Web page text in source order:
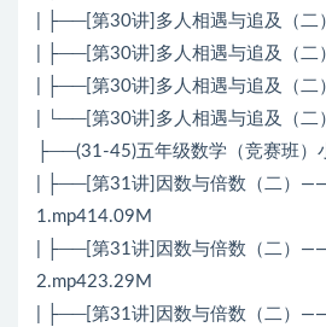
| ├──[第30讲]多人相遇与追及（二
| ├──[第30讲]多人相遇与追及（二
| ├──[第30讲]多人相遇与追及（二
| └──[第30讲]多人相遇与追及（二
├──(31-45)五年级数学（竞赛班）
| ├──[第31讲]因数与倍数（二）
1.mp414.09M
| ├──[第31讲]因数与倍数（二）
2.mp423.29M
| ├──[第31讲]因数与倍数（二）